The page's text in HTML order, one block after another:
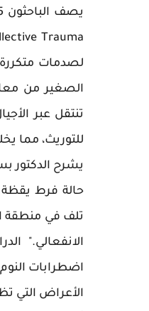
لصدمات
الصغير من
تنتقل عبر
للتوريث، مما
يشرح الدكتور
حالة فرط يقظة
الانفعالي."
اضطرابات
الأعراض التي